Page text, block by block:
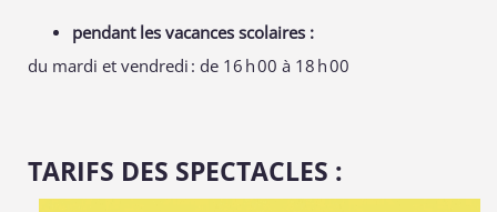
pendant les vacances scolaires :
du mardi et vendredi : de 16 h 00 à 18 h 00
TARIFS DES SPECTACLES :